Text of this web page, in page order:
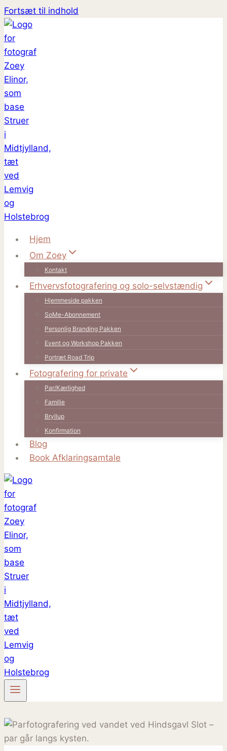
Fortsæt til indhold
Hjem
Om Zoey
Kontakt
Erhvervsfotografering og solo-selvstændig
Hjemmeside pakken
SoMe-Abonnement
Personlig Branding Pakken
Event og Workshop Pakken
Portræt Road Trip
Fotografering for private
Par/Kærlighed
Familie
Bryllup
Konfirmation
Blog
Book Afklaringsamtale